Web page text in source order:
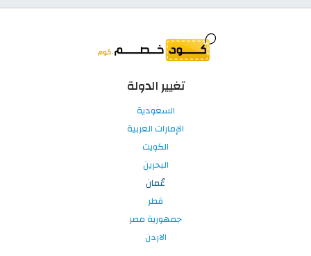
تغيير الدولة
السعودية
الإمارات العربية
الكويت
البحرين
عُمان
قطر
جمهورية مصر
الاردن